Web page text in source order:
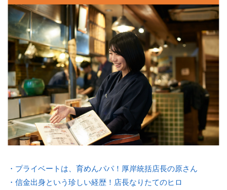
・プライベートは、育めんパパ！厚岸統括店長の原さん
・信金出身という珍しい経歴！店長なりたてのヒロ